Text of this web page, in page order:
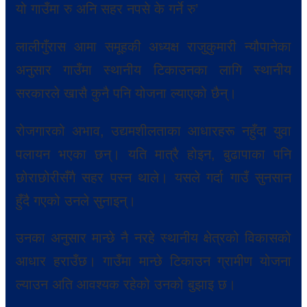
यो गाउँमा रु अनि सहर नपसे के गर्ने रु’
लालीगुँरास आमा समूहकी अध्यक्ष राजुकुमारी न्यौपानेका
अनुसार गाउँमा स्थानीय टिकाउनका लागि स्थानीय
सरकारले खासै कुनै पनि योजना ल्याएको छैन्।
रोजगारको अभाव, उद्यमशीलताका आधारहरू नहुँदा युवा
पलायन भएका छन्। यति मात्रै होइन, बुढापाका पनि
छोराछोरीसँगै सहर पस्न थाले। यसले गर्दा गाउँ सुनसान
हुँदै गएको उनले सुनाइन्।
उनका अनुसार मान्छे नै नरहे स्थानीय क्षेत्रको विकासको
आधार हराउँछ। गाउँमा मान्छे टिकाउन ग्रामीण योजना
ल्याउन अति आवश्यक रहेको उनको बुझाइ छ।